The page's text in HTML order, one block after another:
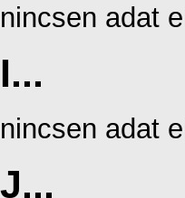
nincsen adat
I...
nincsen adat
J...